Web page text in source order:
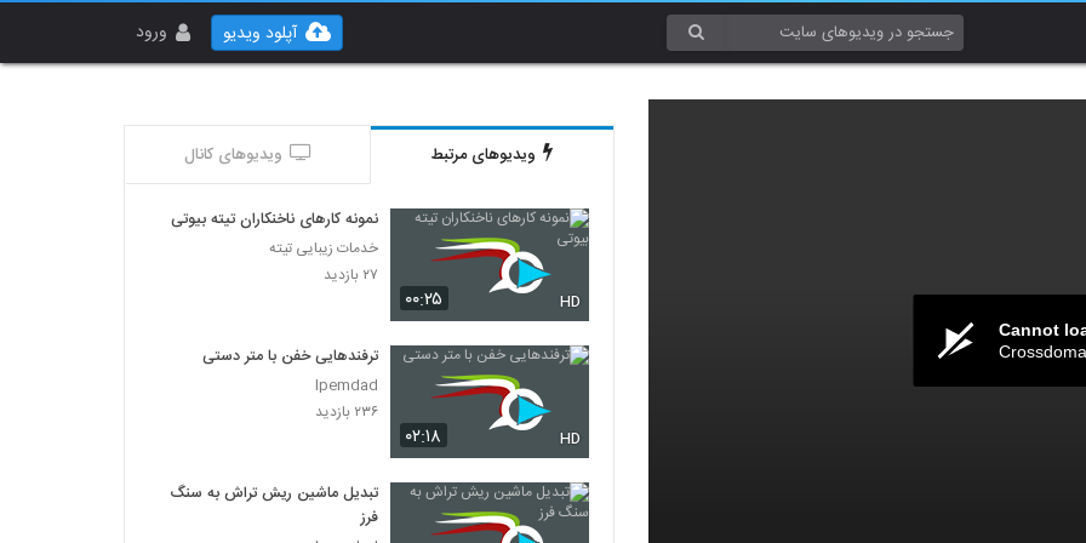
ورود آپلود ویدیو
Cannot
ویدیوهای مرتبط ویدیوهای کانال
۰۰:۲۵ HD
نمونه کارهای ناخنکاران تیته بیوتی
خدمات زیبایی تیته
۲۷ بازدید
۰۲:۱۸ HD
ترفندهایی خفن با متر دستی
Ipemdad
۲۳۶ بازدید
تبدیل ماشین ریش تراش به سنگ
فرز